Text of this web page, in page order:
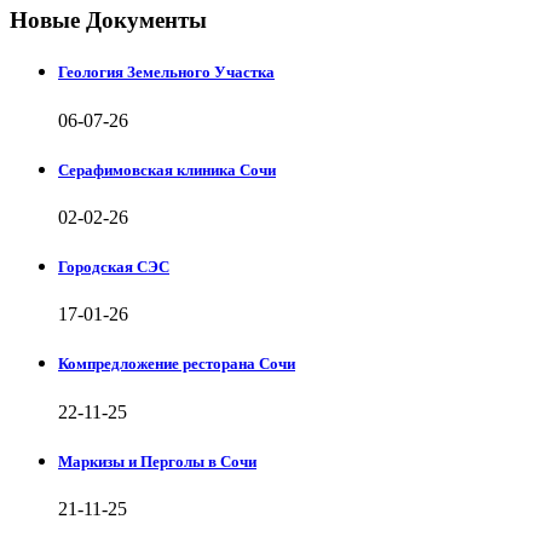
Новые Документы
Геология Земельного Участка
06-07-26
Серафимовская клиника Сочи
02-02-26
Городская СЭС
17-01-26
Компредложение ресторана Сочи
22-11-25
Маркизы и Перголы в Сочи
21-11-25